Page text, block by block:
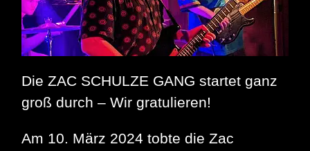
Die ZAC SCHULZE GANG startet ganz
groß durch – Wir gratulieren!
Am 10. März 2024 tobte die Zac